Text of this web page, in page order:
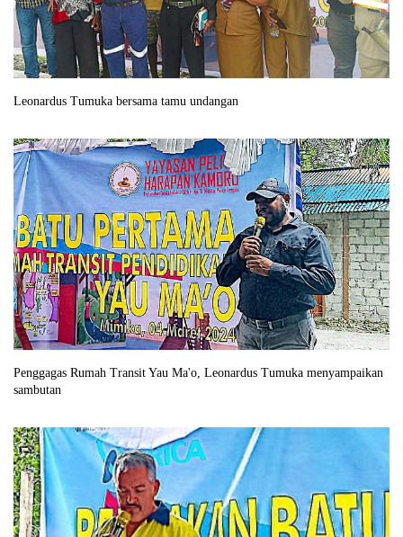
Leonardus Tumuka bersama tamu undangan
Penggagas Rumah Transit Yau Ma'o, Leonardus Tumuka menyampaikan
sambutan